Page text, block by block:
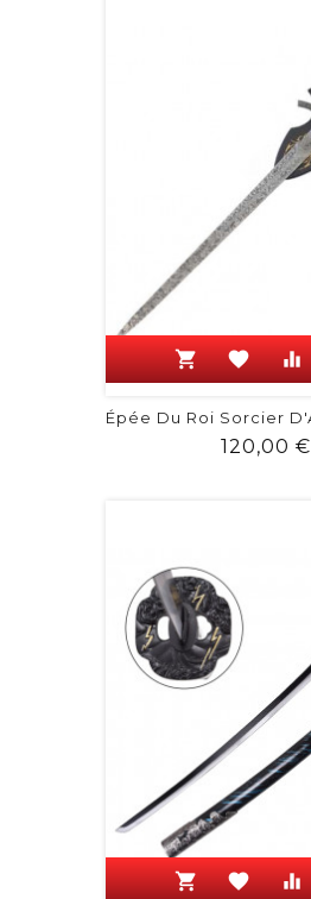
shopping_cart favorite equalizer
120,00 €
shopping_cart favorite equalizer